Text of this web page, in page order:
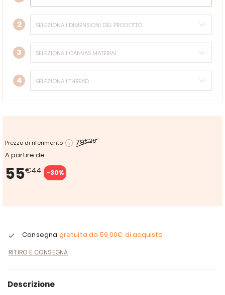
2
3
4
Prezzo di riferimento 79€20
A partire de
55€44 -30%
Consegna gratuita da 59,00€ di acquisto
RITIRO E CONSEGNA
Descrizione